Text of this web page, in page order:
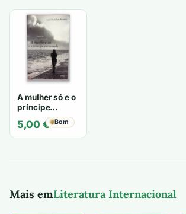
A mulher só e o
príncipe
encantado -
Jean-Claude
Kaufmann
5,00 € Bom
Mais emLiteratura Internacional